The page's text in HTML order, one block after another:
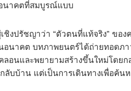
อนาคตที่สมบูรณ์แบบ
ปรัชญาว่า “ตัวตนที่แท้จริง” ของ
อนาคต บทภาพยนตร์ได้ถ่ายทอดภ
ลอนและพยายามสร้างขึ้นใหม่โด
กลับบ้าน แต่เป็นการเดินทางเพื่อ